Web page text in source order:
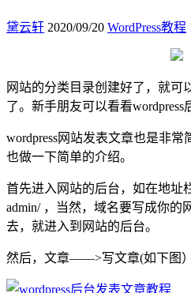
黛云轩 2020/09/20 WordPress教程
网站的分类目录创建好了，就可
了。新手朋友可以看看wordpress
wordpress网站发表文章也是非
也做一下简单的介绍。
首先进入网站的后台，如在地址
admin/ ，当然，域名要写成你的
去，就进入到网站的后台。
然后，文章——>写文章(如下图）